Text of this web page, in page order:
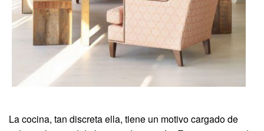
La cocina, tan discreta ella, tiene un motivo cargado de